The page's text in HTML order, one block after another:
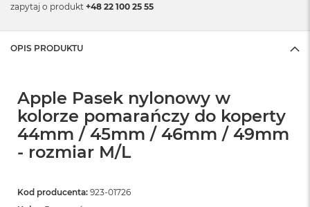
zapytaj o produkt +48 22 100 25 55
OPIS PRODUKTU
Apple Pasek nylonowy w
kolorze pomarańczy do koperty
44mm / 45mm / 46mm / 49mm
- rozmiar M/L
Kod producenta: 923-01726